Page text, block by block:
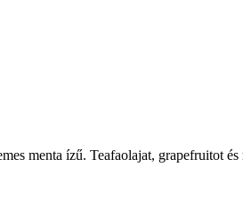
menta ízű. Teafaolajat, grapefruitot